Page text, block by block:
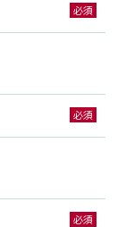
必須
必須
必須